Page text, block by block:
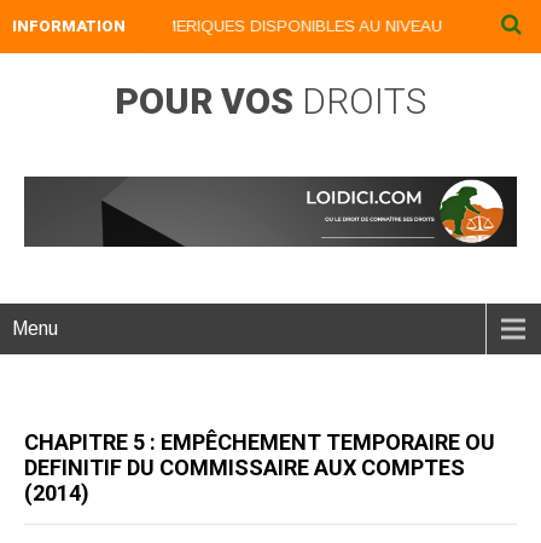
INFORMATION
NOS LIVRES NUMERIQUES DISPONIBLES AU NIVEAU DU MENU
POUR VOS DROITS
Menu
CHAPITRE 5 : EMPÊCHEMENT TEMPORAIRE OU
DEFINITIF DU COMMISSAIRE AUX COMPTES
(2014)